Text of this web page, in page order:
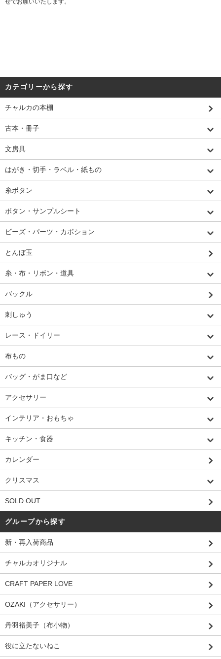
せでお願いいたします。
カテゴリーから探す
チャルカの本棚
古本・冊子
文房具
はがき・切手・ラベル・紙もの
糸ボタン
ボタン・サンプルシート
ビーズ・パーツ・カボション
とんぼ玉
糸・布・リボン・道具
バックル
刺しゅう
レース・ドイリー
布もの
バッグ・がま口など
アクセサリー
インテリア・おもちゃ
キッチン・食器
カレンダー
クリスマス
SOLD OUT
グループから探す
新・再入荷商品
チャルカオリジナル
CRAFT PAPER LOVE
OZAKI（アクセサリー）
丹羽裕美子（布小物）
役に立たないねこ